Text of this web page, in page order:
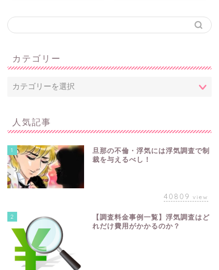
カテゴリー
人気記事
1
旦那の不倫・浮気には浮気調査で制
裁を与えるべし！
40809 view
2
【調査料金事例一覧】浮気調査はど
れだけ費用がかかるのか？